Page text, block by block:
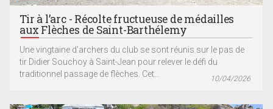
Tir à l’arc - Récolte fructueuse de médailles
aux Flèches de Saint-Barthélemy
Une vingtaine d'archers du club se sont réunis sur le pas de
tir Didier Souchoy à Saint-Jean pour relever le défi du
traditionnel passage de flèches. Cet...
10/04/2026